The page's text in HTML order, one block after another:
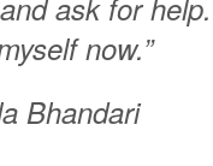
ask for
now.”
Bhandari